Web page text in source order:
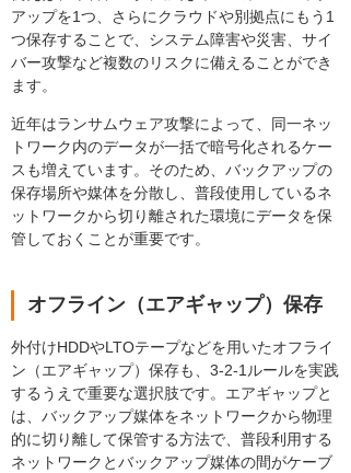
アップを1つ、さらにクラウドや別拠点にもう1
つ保存することで、システム障害や災害、サイ
バー攻撃など複数のリスクに備えることができ
ます。
近年はランサムウェア攻撃によって、同一ネッ
トワーク内のデータが一括で暗号化されるケー
スも増えています。そのため、バックアップの
保存場所や媒体を分散し、普段使用しているネ
ットワークから切り離された環境にデータを保
管しておくことが重要です。
オフライン（エアギャップ）保存
外付けHDDやLTOテープなどを用いたオフライ
ン（エアギャップ）保存も、3-2-1ルールを実践
するうえで重要な選択肢です。エアギャップと
は、バックアップ媒体をネットワークから物理
的に切り離して保管する方法で、普段利用する
ネットワークとバックアップ媒体の間がケーブ